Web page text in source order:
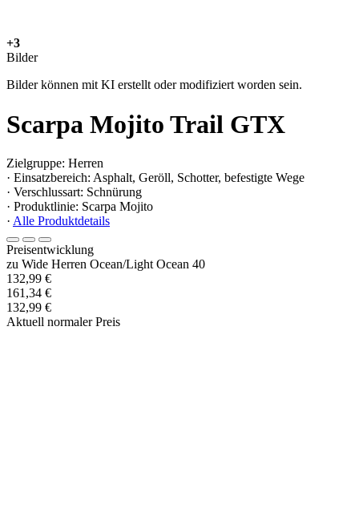
+3
Bilder
Bilder können mit KI erstellt oder modifiziert worden sein.
Scarpa Mojito Trail GTX
Zielgruppe: Herren
· Einsatzbereich: Asphalt, Geröll, Schotter, befestigte Wege
· Verschlussart: Schnürung
· Produktlinie: Scarpa Mojito
· Alle Produktdetails
Preisentwicklung
zu Wide Herren Ocean/Light Ocean 40
132,99 €
161,34 €
132,99 €
Aktuell normaler Preis